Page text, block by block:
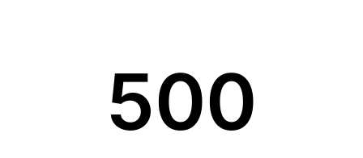
500